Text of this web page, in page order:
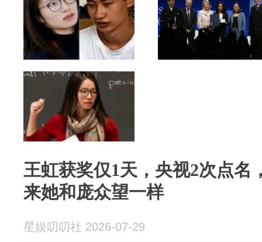
王虹获奖仅1天，央视2次点名
来她和庞众望一样
星娱叨叨社 2026-07-29